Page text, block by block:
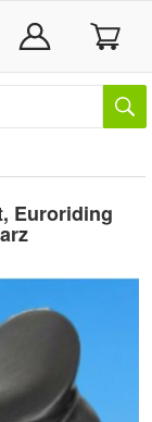
Euroriding